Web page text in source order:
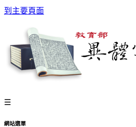
到主要頁面
☰
網站選單